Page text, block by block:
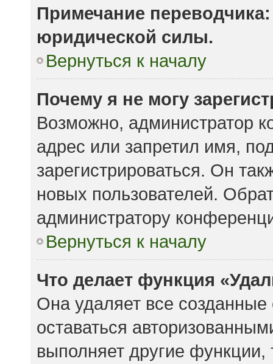
Примечание
юридической силы.
Вернуться к началу
Почему я не могу
Возможно, администратор
адрес или запретил имя,
зарегистрироваться. Он
новых пользователей.
администратору
Вернуться к началу
Что делает функция
Она удаляет все
оставаться
выполняет другие функции,